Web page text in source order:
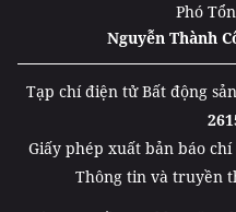
Phó
Nguyễn Thành
Tạp chí điện tử Bất động
Giấy phép xuất bản báo chí
Thông tin và truyền